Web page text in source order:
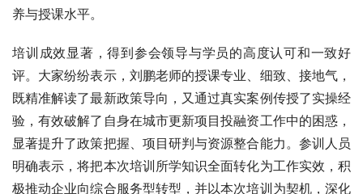
养与授课水平。
培训成效显著，得到参会领导与学员的高度认可和一致好
评。大家纷纷表示，刘鹏老师的授课专业、细致、接地气，
既精准解读了最新政策导向，又通过真实案例传授了实操经
验，有效破解了自身在城市更新项目投融资工作中的困惑，
显著提升了政策把握、项目研判与资源整合能力。参训人员
明确表示，将把本次培训所学知识全面转化为工作实效，积
极推动企业向综合服务型转型，并以本次培训为契机，深化